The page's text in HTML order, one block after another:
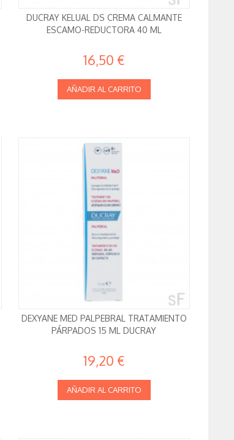
DUCRAY KELUAL DS CREMA CALMANTE
ESCAMO-REDUCTORA 40 ML
16,50 €
AÑADIR AL CARRITO
DEXYANE MED PALPEBRAL TRATAMIENTO
PÁRPADOS 15 ML DUCRAY
19,20 €
AÑADIR AL CARRITO